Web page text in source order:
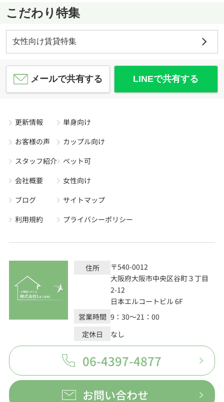
こだわり特集
女性向け賃貸特集
メールで共有する LINEで共有する
更新情報
お客様の声
スタッフ紹介
会社概要
ブログ
利用規約
単身向け
カップル向け
ペット可
女性向け
サイトマップ
プライバシーポリシー
住所
〒540-0012
大阪府大阪市中央区谷町３丁目
2-12
日本エルコートビル 6F
営業時間 9：30～21：00
定休日
なし
06-4397-4877
お問い合わせ